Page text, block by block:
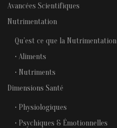
Avancées Scientifiques
Nutrimentation
Qu’est ce que la Nutrimentation
• Aliments
• Nutriments
Dimensions Santé
• Physiologiques
• Psychiques & Émotionnelles